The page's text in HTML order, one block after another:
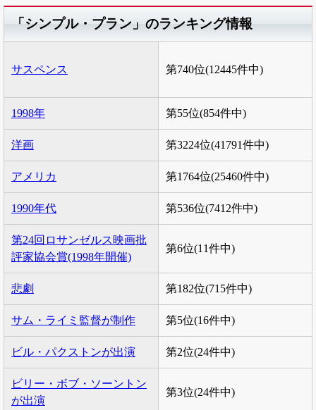
「シンプル・プラン」のランキング情報
サスペンス 第740位(12445件中)
1998年 第55位(854件中)
洋画 第3224位(41791件中)
アメリカ 第1764位(25460件中)
1990年代 第536位(7412件中)
第24回ロサンゼルス映画批
評家協会賞(1998年開催)
第6位(11件中)
悲劇 第182位(715件中)
サム・ライミ監督が制作 第5位(16件中)
ビル・パクストンが出演 第2位(24件中)
ビリー・ボブ・ソーントン
が出演
第3位(24件中)